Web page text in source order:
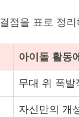
점을 표로 정리
아이돌 활동
무대 위 폭발
자신만의 개